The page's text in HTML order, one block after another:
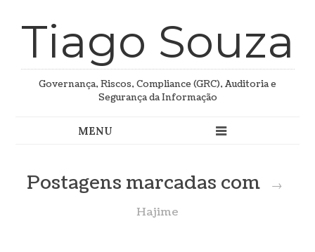
Tiago Souza
Governança, Riscos, Compliance (GRC), Auditoria e
Segurança da Informação
Postagens marcadas com
→
Hajime